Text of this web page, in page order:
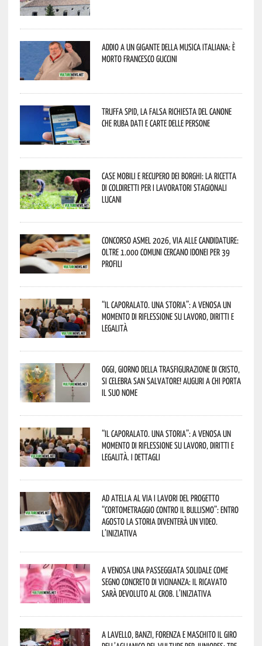
Addio a un gigante della musica italiana: è
morto Francesco Guccini
Truffa Spid, la falsa richiesta del canone
che ruba dati e carte delle persone
Case mobili e recupero dei borghi: la ricetta
di Coldiretti per i lavoratori stagionali
lucani
Concorso Asmel 2026, via alle candidature:
oltre 1.000 Comuni cercano idonei per 39
profili
“Il caporalato. Una storia”: a Venosa un
momento di riflessione su lavoro, diritti e
legalità
Oggi, giorno della Trasfigurazione di Cristo,
si celebra San Salvatore! Auguri a chi porta
il suo nome
“Il caporalato. Una storia”: a Venosa un
momento di riflessione su lavoro, diritti e
legalità. I dettagli
Ad Atella al via i lavori del progetto
“Cortometraggio contro il bullismo”: entro
agosto la storia diventerà un video.
L’iniziativa
A Venosa una passeggiata solidale come
segno concreto di vicinanza: il ricavato
sarà devoluto al CROB. L’iniziativa
A Lavello, Banzi, Forenza e Maschito il Giro